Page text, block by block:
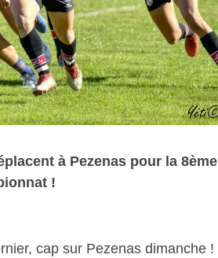
à Pezenas pour la 8ème
!
cap sur Pezenas dimanche !